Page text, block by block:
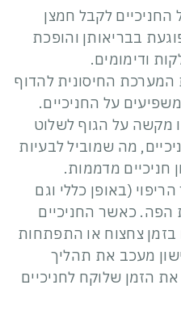
החניכיים לקבל חמצן
בבריאותן והופכת
ודימומים.
המערכת החיסונית להדוף
על החניכיים.
מקשה על הגוף לשלוט
מה שמוביל לבעיות
חניכיים מדממות.
(באופן כללי וגם
הפה. כאשר החניכיים
בזמן צחצוח או התפתחות
מעכב את תהליך
הזמן שלוקח לחניכיים